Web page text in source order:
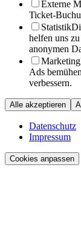
Externe
Ticket-
Statistik
helfen uns
anonymen
Marketing
Ads
verbessern.
Alle akzeptieren
Datenschutz
Impressum
Cookies anpassen